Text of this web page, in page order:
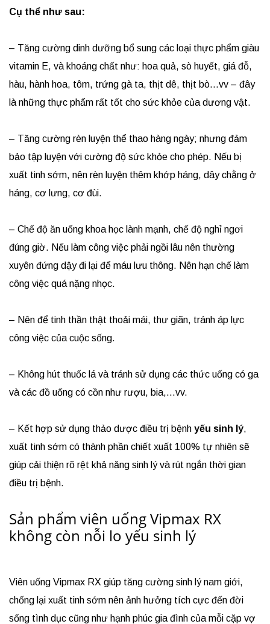
Cụ thể như sau:
– Tăng cường dinh dưỡng bổ sung các loại thực phẩm giàu
vitamin E, và khoáng chất như: hoa quả, sò huyết, giá đỗ,
hàu, hành hoa, tôm, trứng gà ta, thịt dê, thịt bò…vv – đây
là những thực phẩm rất tốt cho sức khỏe của dương vật.
– Tăng cường rèn luyện thể thao hàng ngày; nhưng đảm
bảo tập luyện với cường độ sức khỏe cho phép. Nếu bị
xuất tinh sớm, nên rèn luyện thêm khớp háng, dây chằng ở
háng, cơ lưng, cơ đùi.
– Chế độ ăn uống khoa học lành mạnh, chế độ nghỉ ngơi
đúng giờ. Nếu làm công việc phải ngồi lâu nên thường
xuyên đứng dậy đi lại để máu lưu thông. Nên hạn chế làm
công việc quá nặng nhọc.
– Nên để tinh thần thật thoải mái, thư giãn, tránh áp lực
công việc của cuộc sống.
– Không hút thuốc lá và tránh sử dụng các thức uống có ga
và các đồ uống có cồn như rượu, bia,…vv.
– Kết hợp sử dụng thảo dược điều trị bệnh yếu sinh lý,
xuất tinh sớm có thành phần chiết xuất 100% tự nhiên sẽ
giúp cải thiện rõ rệt khả năng sinh lý và rút ngắn thời gian
điều trị bệnh.
Sản phẩm viên uống Vipmax RX
không còn nỗi lo yếu sinh lý
Viên uống Vipmax RX giúp tăng cường sinh lý nam giới,
chống lại xuất tinh sớm nên ảnh hưởng tích cực đến đời
sống tình dục cũng như hạnh phúc gia đình của mỗi cặp vợ